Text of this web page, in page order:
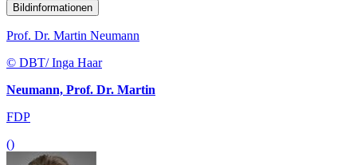
Bildinformationen
Prof. Dr. Martin Neumann
© DBT/ Inga Haar
Neumann, Prof. Dr. Martin
FDP
()